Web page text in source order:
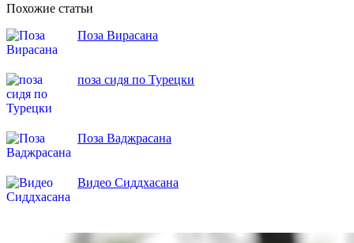
Похожие статьи
Поза Вирасана
поза сидя по Турецки
Поза Ваджрасана
Видео Сиддхасана